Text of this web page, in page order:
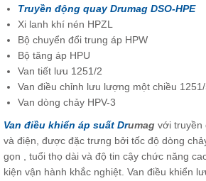
Truyền động quay Drumag DSO-HPE
Xi lanh khí nén HPZL
Bộ chuyển đổi trung áp HPW
Bộ tăng áp HPU
Van tiết lưu 1251/2
Van điều chỉnh lưu lượng một chiều
Van dòng chảy HPV-3
Van điều khiển áp suất Drumag với truyền
và điện, được đặc trưng bởi tốc độ dòng
gọn , tuổi thọ dài và độ tin cậy chức năng
kiện vận hành khắc nghiệt. Van điều khiển